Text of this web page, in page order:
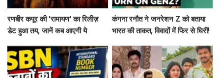
रणबीर कपूर की 'रामायण' का रिलीज़
डेट हुआ तय, जानें कब आएगी ये
कंगना रनौत ने जनरेशन Z को बताया
भारत की ताकत, विवादों में फिर से घिरीं!